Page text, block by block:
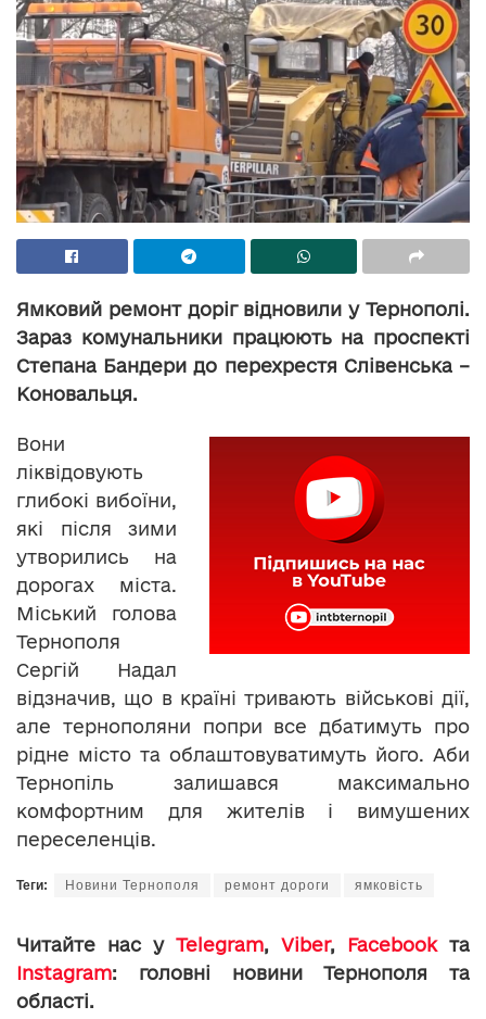
Ямковий ремонт доріг відновили у Тернополі.
Зараз комунальники працюють на проспекті
Степана Бандери до перехрестя Слівенська –
Коновальця.
Вони
ліквідовують
глибокі вибоїни,
які після зими
утворились на
дорогах міста.
Міський голова
Тернополя
Сергій Надал
відзначив, що в країні тривають військові дії,
але тернополяни попри все дбатимуть про
рідне місто та облаштовуватимуть його. Аби
Тернопіль залишався максимально
комфортним для жителів і вимушених
переселенців.
Теги: Новини Тернополя ремонт дороги ямковість
Читайте нас у Telegram, Viber, Facebookта
Instagram: головні новини Тернополя та
області.